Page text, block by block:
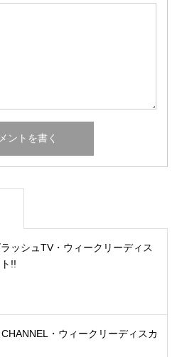
ッシュTV・ウィークリーディス
!!
・ウィークリーディスカ